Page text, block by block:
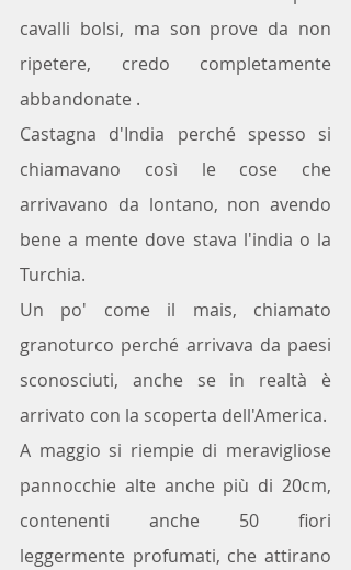
cavalli bolsi, ma son prove da non
ripetere, credo completamente
abbandonate .
Castagna d'India perché spesso si
chiamavano così le cose che
arrivavano da lontano, non avendo
bene a mente dove stava l'india o la
Turchia.
Un po' come il mais, chiamato
granoturco perché arrivava da paesi
sconosciuti, anche se in realtà è
arrivato con la scoperta dell'America.
A maggio si riempie di meravigliose
pannocchie alte anche più di 20cm,
contenenti anche 50 fiori
leggermente profumati, che attirano